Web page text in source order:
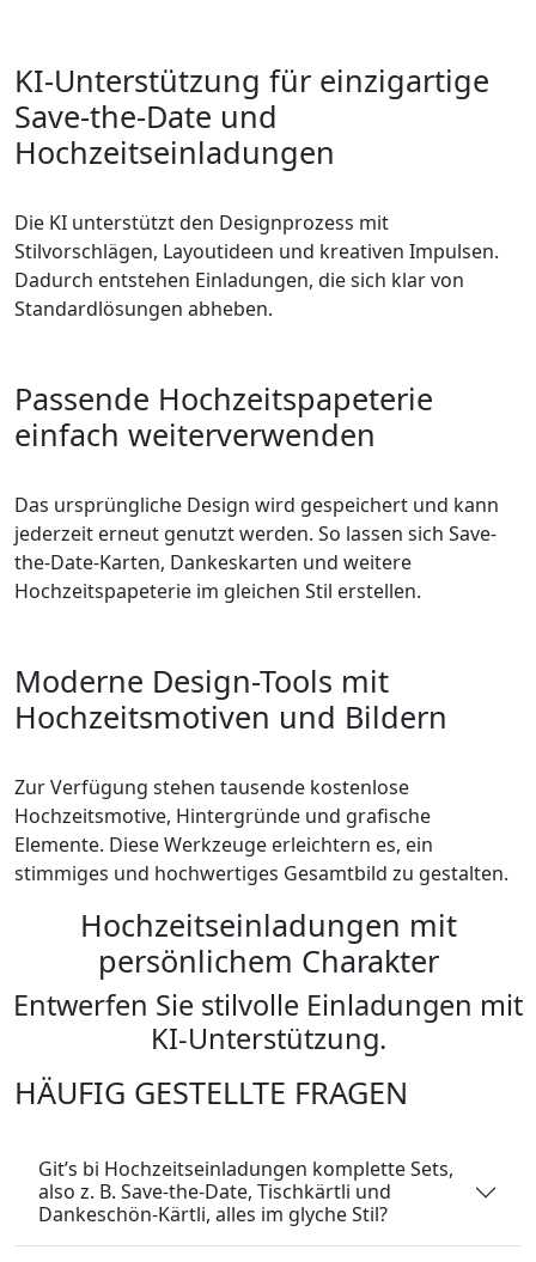
KI-Unterstützung für einzigartige
Save-the-Date und
Hochzeitseinladungen
Die KI unterstützt den Designprozess mit
Stilvorschlägen, Layoutideen und kreativen Impulsen.
Dadurch entstehen Einladungen, die sich klar von
Standardlösungen abheben.
Passende Hochzeitspapeterie
einfach weiterverwenden
Das ursprüngliche Design wird gespeichert und kann
jederzeit erneut genutzt werden. So lassen sich Save-
the-Date-Karten, Dankeskarten und weitere
Hochzeitspapeterie im gleichen Stil erstellen.
Moderne Design-Tools mit
Hochzeitsmotiven und Bildern
Zur Verfügung stehen tausende kostenlose
Hochzeitsmotive, Hintergründe und grafische
Elemente. Diese Werkzeuge erleichtern es, ein
stimmiges und hochwertiges Gesamtbild zu gestalten.
Hochzeitseinladungen mit
persönlichem Charakter
Entwerfen Sie stilvolle Einladungen mit
KI-Unterstützung.
HÄUFIG GESTELLTE FRAGEN
Git’s bi Hochzeitseinladungen komplette Sets,
also z. B. Save-the-Date, Tischkärtli und
Dankeschön-Kärtli, alles im glyche Stil?